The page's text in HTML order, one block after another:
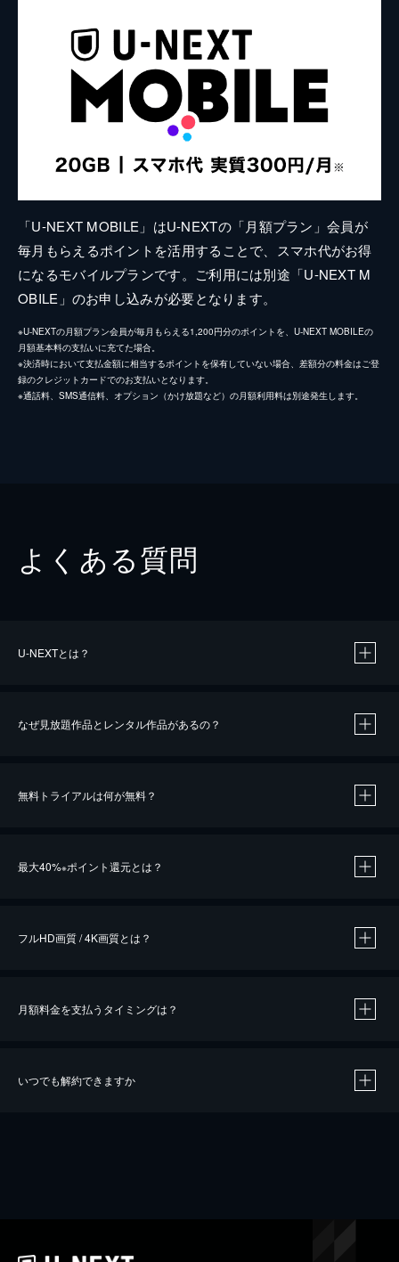
「U-NEXT MOBILE」はU-NEXTの「月額プラン」会員が
毎月もらえるポイントを活用することで、スマホ代がお得
になるモバイルプランです。ご利用には別途「U-NEXT M
OBILE」のお申し込みが必要となります。
※U-NEXTの月額プラン会員が毎月もらえる1,200円分のポイントを、U-NEXT MOBILEの
月額基本料の支払いに充てた場合。
※決済時において支払金額に相当するポイントを保有していない場合、差額分の料金はご登
録のクレジットカードでのお支払いとなります。
※通話料、SMS通信料、オプション（かけ放題など）の月額利用料は別途発生します。
よくある質問
U-NEXTとは？
なぜ見放題作品とレンタル作品があるの？
無料トライアルは何が無料？
最大40%※ポイント還元とは？
※40％ポイント還元の対象は、クレジットカード決済による作品の購入 / レンタルです。
iOSアプリのUコイン決済による作品の購入 / レンタルは、20％のポイント還元です。
フルHD画質 / 4K画質とは？
月額料金を支払うタイミングは？
いつでも解約できますか